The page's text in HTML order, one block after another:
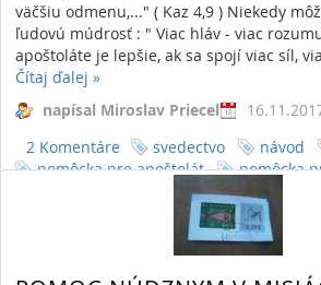
väčšiu odmenu,..." ( Kaz 4,9 ) Niekedy
ľudovú múdrosť : " Viac hláv - viac
apoštoláte je lepšie, ak sa spojí viac síl,
Čítaj ďalej »
napísal Miroslav Priecel
2 Komentáre
svedectvo
návod
pomôcka pre apoštolát
pomôcka
pomôcka pre
evanjelizácia
tvorivosti pre predevanjelizáciu
spoločenstvo
zdieľanie
apoinka